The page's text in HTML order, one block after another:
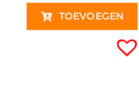
TOEVOEGEN